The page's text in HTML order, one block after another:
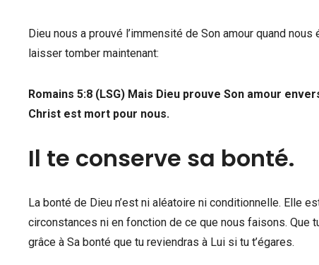
Dieu nous a prouvé l’immensité de Son amour quand
laisser tomber maintenant:
Romains 5:8 (LSG) Mais Dieu prouve Son amour
Christ est mort pour nous.
Il te conserve sa bonté.
La bonté de Dieu n’est ni aléatoire ni conditionnelle. Elle
circonstances ni en fonction de ce que nous faisons. Que
grâce à Sa bonté que tu reviendras à Lui si tu t’égares.